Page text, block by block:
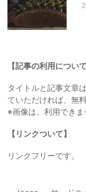
【記事の利用について
タイトルと記事文章
ていただければ、無
※画像は、利用できま
【リンクついて】
リンクフリーです。